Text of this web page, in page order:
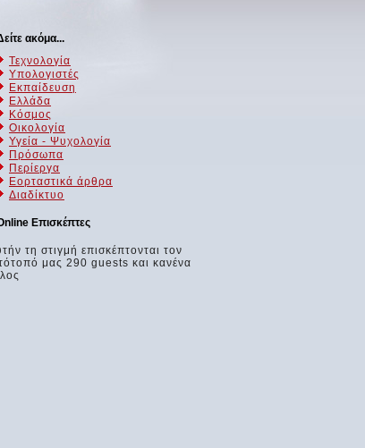
ακόμα...
Τεχνολογία
Υπολογιστές
Εκπαίδευση
Ελλάδα
Κόσμος
Οικολογία
Υγεία - Ψυχολογία
Πρόσωπα
Περίεργα
Εορταστικά άρθρα
Διαδίκτυο
Επισκέπτες
τη στιγμή επισκέπτονται τον
μας 290 guests και κανένα